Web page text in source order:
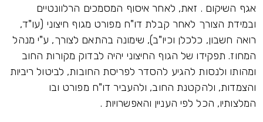
אגף השיקום . זאת, לאחר איסוף המסמכים הרלוונטיים
ובמידת הצורך לאחר קבלת דו"ח מפורט מגוף חיצוני (עו"ד,
רואה חשבון, כלכלן וכיו"ב), שימונה בהתאם לצורך, ע"י מנהל
המחוז. תפקידו של הגוף החיצוני יהיה לבדוק מקורות החוב
ומהותו ולנסות להגיע להסדר לפריסת החובות, לביטול ריביות
והצמדות, ולהקטנת החוב, ולהעביר דו"ח מפורט ובו
המלצותיו, הכל לפי העניין והאפשרויות .